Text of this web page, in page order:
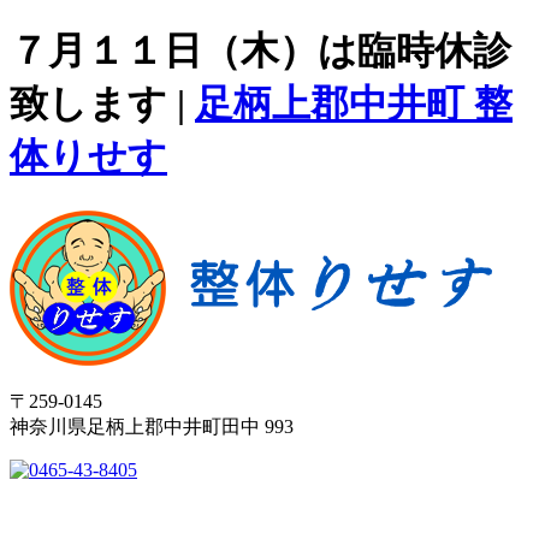
７月１１日（木）は臨時休診
致します | 足柄上郡中井町 整
体りせす
〒259-0145
神奈川県足柄上郡中井町田中 993